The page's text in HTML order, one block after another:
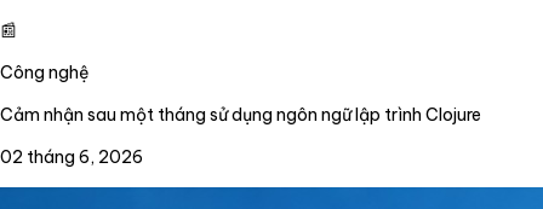
📰
Công nghệ
Cảm nhận sau một tháng sử dụng ngôn ngữ lập trình Clojure
02 tháng 6, 2026